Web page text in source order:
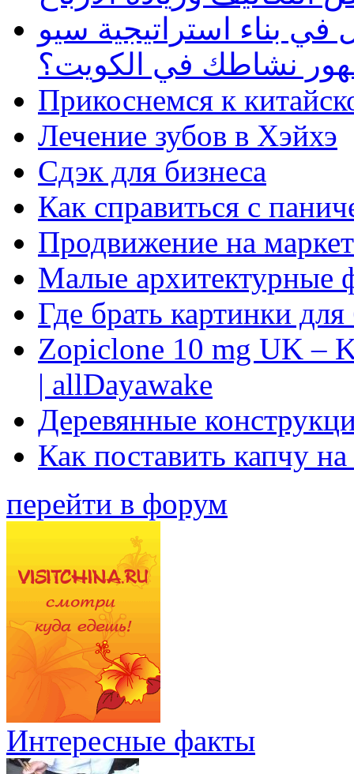
بناء استراتيجية سيو
نشاطك في الكويت؟
Прикоснемся к
Лечение зубов в Хэйхэ
Сдэк для бизнеса
Как справиться с
Продвижение на
Малые архитектурные
Где брать картинки
Zopiclone 10 mg UK –
| allDayawake
Деревянные
Как поставить капчу
перейти в форум
Интересные факты